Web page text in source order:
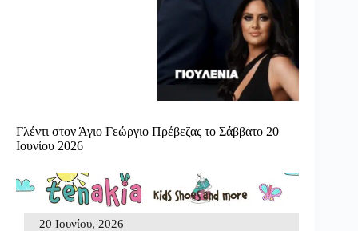
Γλέντι στον Άγιο Γεώργιο Πρέβεζας το Σάββατο 20
Ιουνίου 2026
20 Ιουνίου, 2026